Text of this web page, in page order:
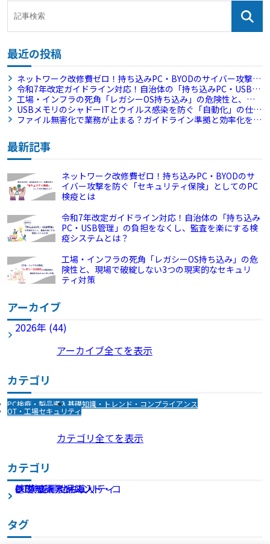
最近の投稿
ネットワーク改修費ゼロ！持ち込みPC・BYODのサイバー攻撃を
防ぐ「セキュリティ保険」としてのPC検疫とは
令和7年改定ガイドライン対応！自治体の「持ち込みPC・USB管
理」の負担をなくし、監査を楽にする検疫システムとは？
工場・インフラの死角「レガシーOS持ち込み」の危険性と、現
場で破綻しない3つの現実的なセキュリティ対策
USBメモリのシャドーITとウイルス感染を防ぐ「自動化」の仕組
みと水際対策
ファイル無害化で業務が止まる？ガイドライン準拠と効率化を両
最新記事
ネットワーク改修費ゼロ！持ち込みPC・BYODのサ
イバー攻撃を防ぐ「セキュリティ保険」としてのPC
検疫とは
令和7年改定ガイドライン対応！自治体の「持ち込み
PC・USB管理」の負担をなくし、監査を楽にする検
疫システムとは？
工場・インフラの死角「レガシーOS持ち込み」の危
険性と、現場で破綻しない3つの現実的なセキュリ
ティ対策
アーカイブ
2026年 (44)
アーカイブ全てを表示
カテゴリ
PC検疫・製品導入基礎知識・トレンド・コンプライアンス
OT・工場セキュリティ
カテゴリ全てを表示
カテゴリ
OT・工場セキュリティ
PC検疫・製品導入
基礎知識・トレンド・コンプライアンス
タグ